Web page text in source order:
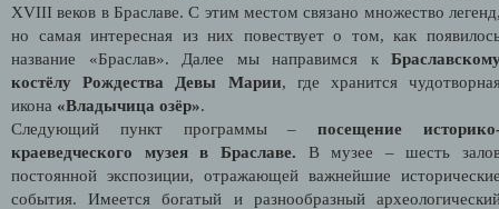
XVIII веков в Браславе. С этим местом связано множество
но самая интересная из них повествует о том, как
название «Браслав». Далее мы направимся к
костёлу Рождества Девы Марии, где хранится
икона «Владычица озёр».
Следующий пункт программы –посещение
краеведческого музея в Браславе. В музее – шесть
постоянной экспозиции, отражающей важнейшие
события. Имеется богатый и разнообразный